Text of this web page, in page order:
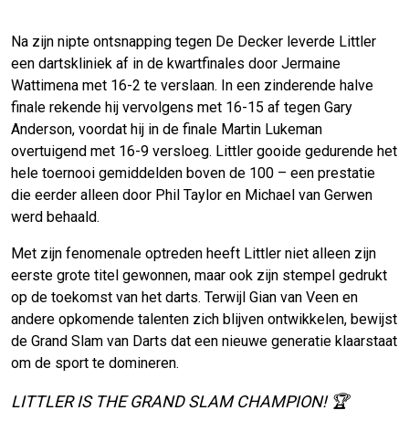
Na zijn nipte ontsnapping tegen De Decker leverde Littler
een dartskliniek af in de kwartfinales door Jermaine
Wattimena met 16-2 te verslaan. In een zinderende halve
finale rekende hij vervolgens met 16-15 af tegen Gary
Anderson, voordat hij in de finale Martin Lukeman
overtuigend met 16-9 versloeg. Littler gooide gedurende het
hele toernooi gemiddelden boven de 100 – een prestatie
die eerder alleen door Phil Taylor en Michael van Gerwen
werd behaald.
Met zijn fenomenale optreden heeft Littler niet alleen zijn
eerste grote titel gewonnen, maar ook zijn stempel gedrukt
op de toekomst van het darts. Terwijl Gian van Veen en
andere opkomende talenten zich blijven ontwikkelen, bewijst
de Grand Slam van Darts dat een nieuwe generatie klaarstaat
om de sport te domineren.
LITTLER IS THE GRAND SLAM CHAMPION! 🏆